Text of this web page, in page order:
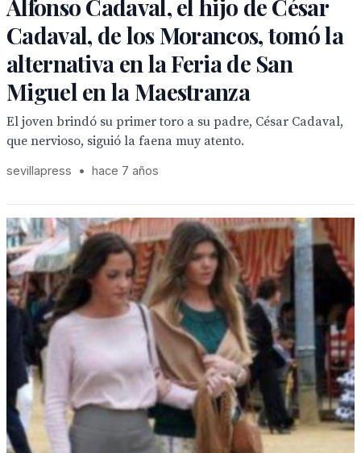
Alfonso Cadaval, el hijo de César
Cadaval, de los Morancos, tomó la
alternativa en la Feria de San
Miguel en la Maestranza
El joven brindó su primer toro a su padre, César Cadaval,
que nervioso, siguió la faena muy atento.
sevillapress • hace 7 años